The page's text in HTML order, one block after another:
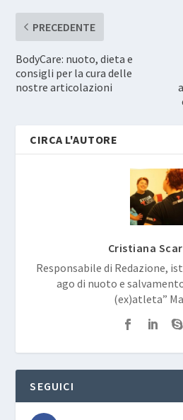
PRECEDENTE
BodyCare: nuoto, dieta e
consigli per la cura delle
nostre articolazioni
CIRCA L'AUTORE
Cristiana
Responsabile di Redazione,
ago di nuoto e
(ex)atleta”
SEGUICI